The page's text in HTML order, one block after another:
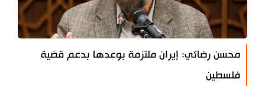
محسن رضائي: إيران ملتزمة بوعدها بدعم قضية
فلسطين